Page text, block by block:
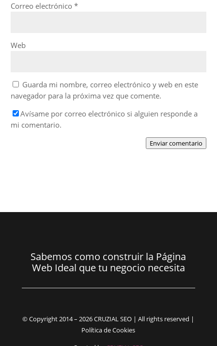
Correo electrónico*
Web
Guarda mi nombre, correo electrónico y web en este
navegador para la próxima vez que comente.
Avísame por correo electrónico si alguien responde a
mi comentario.
Enviar comentario
Sabemos como construir la Página
Web Ideal que tu negocio necesita
© Copyright 2014 – 2026 CRUZIAL SEO | All rights reserved |
Política de Cookies